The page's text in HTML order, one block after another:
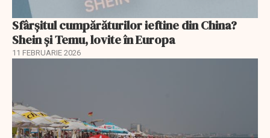
Sfârșitul cumpărăturilor ieftine din China?
Shein și Temu, lovite în Europa
11 FEBRUARIE 2026